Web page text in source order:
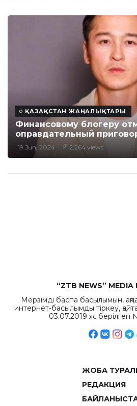
ҚАЗАҚСТАН ЖАҢАЛЫҚТАРЫ
Финансовому блогеру
оправдательный
19 Jun, 2024 2,264 views
“ZTB NEWS” MEDIA
Мерзімді баспа басылымын,
интернет-басылымды тіркеу,
03.07.2019 ж.
ЖОБА
РЕДАКЦИЯ